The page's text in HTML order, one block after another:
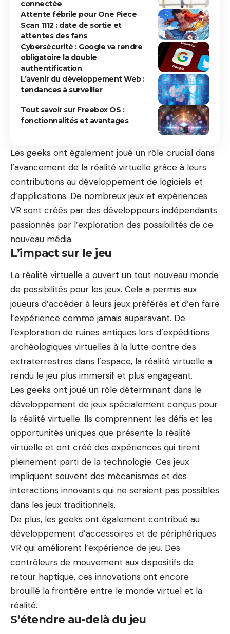
connectée
Attente fébrile pour One Piece
Scan 1112 : date de sortie et
attentes des fans
Cybersécurité : Google va rendre
obligatoire la double
authentification
L’avenir du développement Web :
tendances à surveiller
Tout savoir sur Freebox OS :
fonctionnalités et avantages
Les geeks ont également joué un rôle crucial dans
l’avancement de la réalité virtuelle grâce à leurs
contributions au développement de logiciels et
d’applications. De nombreux jeux et expériences
VR sont créés par des développeurs indépendants
passionnés par l’exploration des possibilités de ce
nouveau média.
L’impact sur le jeu
La réalité virtuelle a ouvert un tout nouveau monde
de possibilités pour les jeux. Cela a permis aux
joueurs d’accéder à leurs jeux préférés et d’en faire
l’expérience comme jamais auparavant. De
l’exploration de ruines antiques lors d’expéditions
archéologiques virtuelles à la lutte contre des
extraterrestres dans l’espace, la réalité virtuelle a
rendu le jeu plus immersif et plus engageant.
Les geeks ont joué un rôle déterminant dans le
développement de jeux spécialement conçus pour
la réalité virtuelle. Ils comprennent les défis et les
opportunités uniques que présente la réalité
virtuelle et ont créé des expériences qui tirent
pleinement parti de la technologie. Ces jeux
impliquent souvent des mécanismes et des
interactions innovants qui ne seraient pas possibles
dans les jeux traditionnels.
De plus, les geeks ont également contribué au
développement d’accessoires et de périphériques
VR qui améliorent l’expérience de jeu. Des
contrôleurs de mouvement aux dispositifs de
retour haptique, ces innovations ont encore
brouillé la frontière entre le monde virtuel et la
réalité.
S’étendre au-delà du jeu